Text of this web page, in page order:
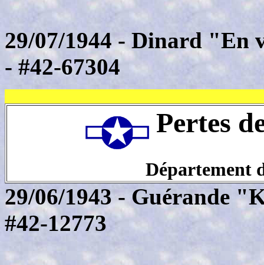
29/07/1944 - Dinard "En
- #42-67304
Pertes
Département
29/06/1943 - Guérande
#42-12773